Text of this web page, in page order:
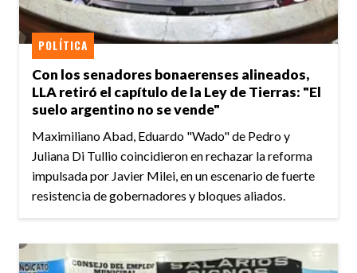
Con los senadores bonaerenses alineados,
LLA retiró el capítulo de la Ley de Tierras: "El
suelo argentino no se vende"
POLÍTICA
Maximiliano Abad, Eduardo "Wado" de Pedro y
Juliana Di Tullio coincidieron en rechazar la reforma
impulsada por Javier Milei, en un escenario de fuerte
resistencia de gobernadores y bloques aliados.